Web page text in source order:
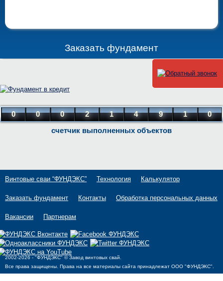
Заказать фундамент
0 0 0 2 1 4 9 1
0
счетчик выполненных объектов
Винтовые сваи “ФУНДЭКС” Технология Калькулятор
Заказать фундамент Контакты Обработка персональных данных
Вакансии Партнерам
2002-2026 - "ФУНДЭКС" © Завод винтовых свай.
Все права защищены. Права на все материалы сайта принадлежат OOO "ФУНДЭКС".